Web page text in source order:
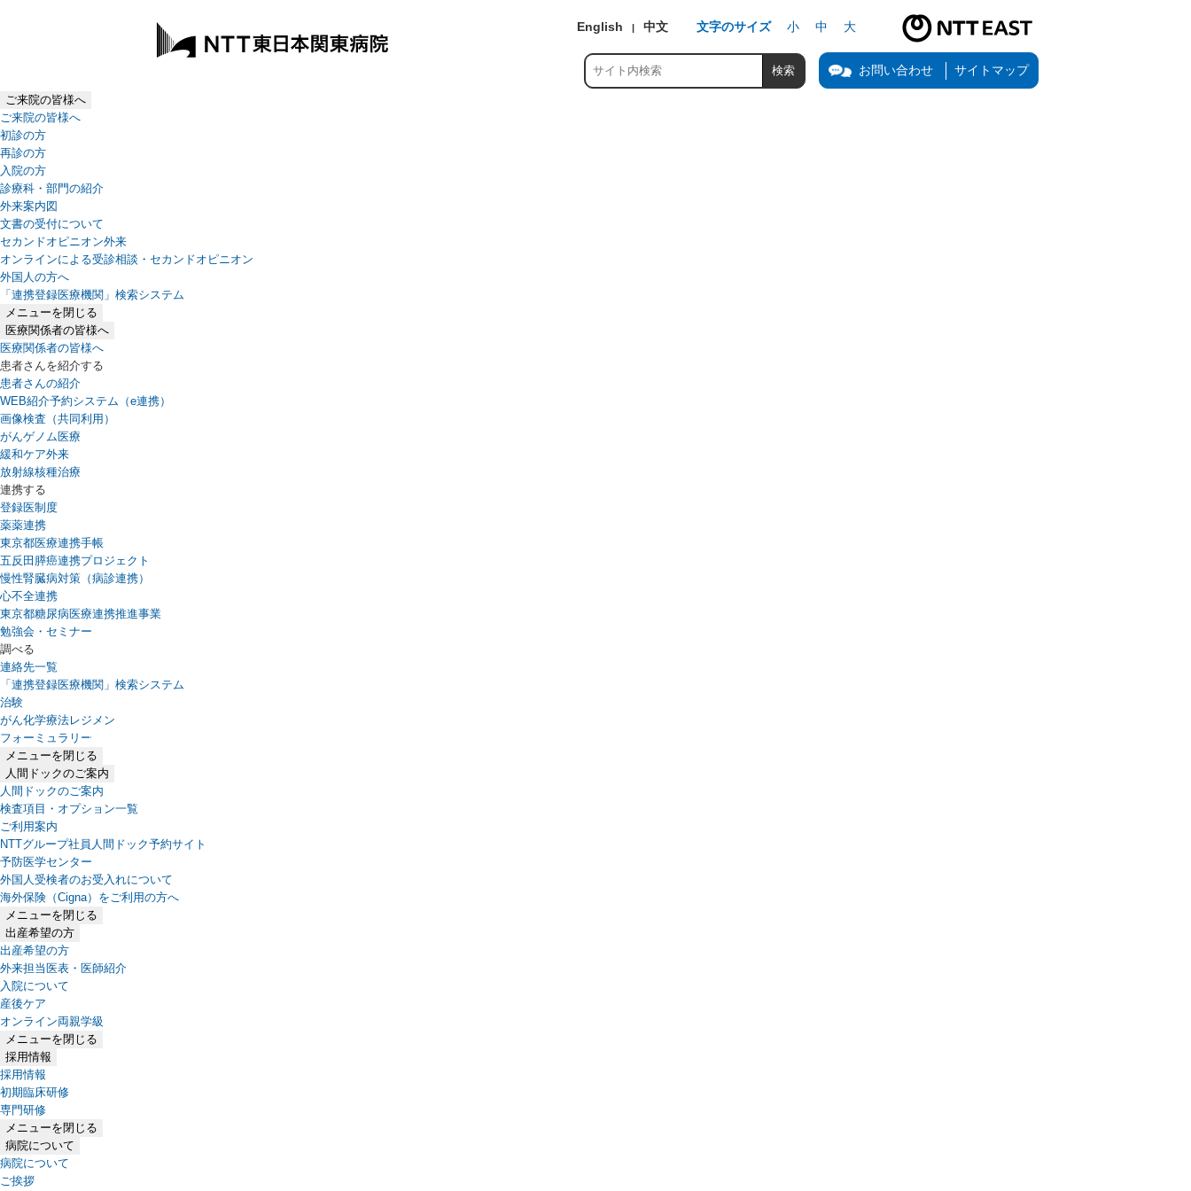
English 中文 文字のサイズ 小 中 大
NTT東日本公式サイト（新しいタブで開きます）
お問い合わせ サイトマップ
ご来院の皆様へ
ご来院の皆様へ
初診の方
再診の方
入院の方
診療科・部門の紹介
外来案内図
文書の受付について
セカンドオピニオン外来
オンラインによる受診相談・セカンドオピニオン
外国人の方へ
「連携登録医療機関」検索システム
（新しいタブで開きます）
メニューを閉じる
医療関係者の皆様へ
医療関係者の皆様へ
患者さんを紹介する
患者さんの紹介
WEB紹介予約システム（e連携）
（新しいタブで開きます）
画像検査（共同利用）
がんゲノム医療
緩和ケア外来
放射線核種治療
連携する
登録医制度
薬薬連携
東京都医療連携手帳
五反田膵癌連携プロジェクト
慢性腎臓病対策（病診連携）
心不全連携
東京都糖尿病医療連携推進事業
勉強会・セミナー
調べる
連絡先一覧
「連携登録医療機関」検索システム
（新しいタブで開きます）
治験
がん化学療法レジメン
フォーミュラリー
（PDFファイル、新しいタブで開きます）
メニューを閉じる
人間ドックのご案内
人間ドックのご案内
検査項目・オプション一覧
ご利用案内
NTTグループ社員人間ドック予約サイト
予防医学センター
外国人受検者のお受入れについて
海外保険（Cigna）をご利用の方へ
メニューを閉じる
出産希望の方
出産希望の方
外来担当医表・医師紹介
入院について
産後ケア
オンライン両親学級
メニューを閉じる
採用情報
採用情報
初期臨床研修
専門研修
メニューを閉じる
病院について
病院について
ご挨拶